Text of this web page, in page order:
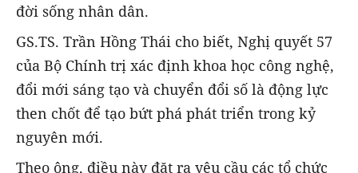
đời sống nhân dân.
GS.TS. Trần Hồng Thái cho biết, Nghị quyết 57
của Bộ Chính trị xác định khoa học công nghệ,
đổi mới sáng tạo và chuyển đổi số là động lực
then chốt để tạo bứt phá phát triển trong kỷ
nguyên mới.
Theo ông, điều này đặt ra yêu cầu các tổ chức